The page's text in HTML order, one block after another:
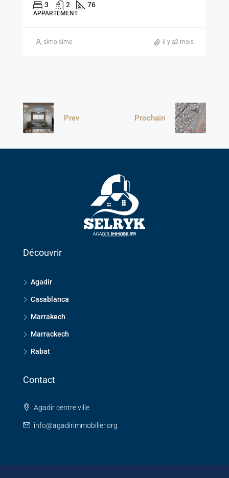
3 2 76
APPARTEMENT
simo simo il y a2 mois
Prev Prochain
Découvrir
Agadir
Casablanca
Marrakech
Marrackech
Rabat
Contact
Agadir centre ville
info@agadirimmobilier.org